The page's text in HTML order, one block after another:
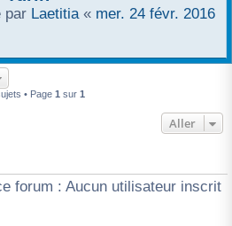
par Laetitia « mer. 24 févr. 2016
• Page 1 sur 1
Aller
forum : Aucun utilisateur inscrit